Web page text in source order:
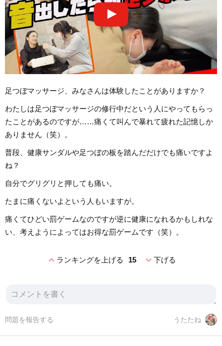
足つぼマッサージ、みなさんは体験したことがありますか？
わたしは足つぼマッサージの修行中だという人にやってもらっ
たことがあるのですが……痛くて叫んで暴れて疲れた記憶しか
ありません（笑）。
普段、健康サンダルや足つぼの板を踏んだだけでも痛いですよ
ね？
自分でグリグリと押しても痛い。
たまに痛くないよという人もいますが。
痛くてひどい罰ゲームなのですが逆に健康になれるかもしれな
い、考えようによってはお得な罰ゲームです（笑）。
expand_lessランキングを上げる 15 expand_more下げる
うたたね
問題を報告する